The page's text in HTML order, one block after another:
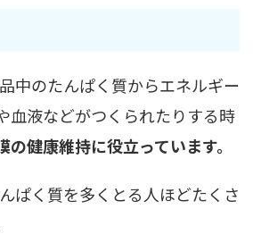
中のたんぱく質からエネルギー
血液などがつくられたりする時
の健康維持に役立っています。
ぱく質を多くとる人ほどたくさ